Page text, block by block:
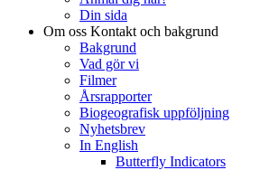
Din sida
Om oss Kontakt och bakgrund
Bakgrund
Vad gör vi
Filmer
Årsrapporter
Biogeografisk uppföljning
Nyhetsbrev
In English
Butterfly Indicators